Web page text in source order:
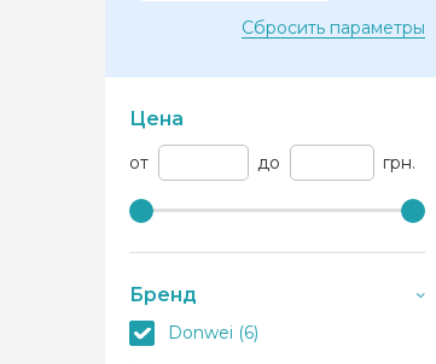
Сбросить параметры
Цена
от до грн.
Бренд
Donwei (6)